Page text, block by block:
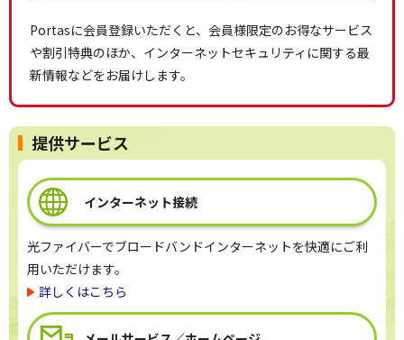
Portasに会員登録いただくと、会員様限定のお得なサービス
や割引特典のほか、インターネットセキュリティに関する最
新情報などをお届けします。
提供サービス
インターネット接続
光ファイバーでブロードバンドインターネットを快適にご利
用いただけます。
詳しくはこちら